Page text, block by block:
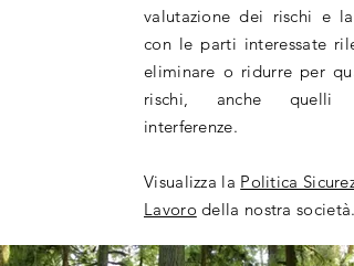
valutazione dei rischi e la
con le parti interessate
eliminare o ridurre per
rischi, anche quelli
interferenze.
Visualizza la Politica
Lavoro della nostra società.